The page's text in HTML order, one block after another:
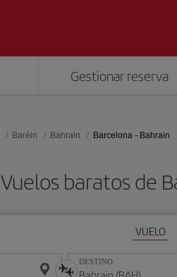
Gestionar reserva
Baréin Bahrain Barcelona - Bahrain
Vuelos baratos de
VUELO
DESTINO